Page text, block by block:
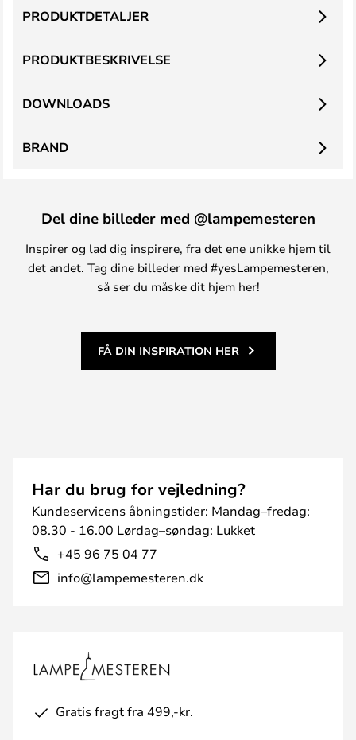
PRODUKTBESKRIVELSE
PRODUKTDETALJER
DOWNLOADS
BRAND
Del dine billeder med @lampemesteren
Inspirer og lad dig inspirere, fra det ene unikke hjem til
det andet. Tag dine billeder med #yesLampemesteren,
så ser du måske dit hjem her!
FÅ DIN INSPIRATION HER
Har du brug for vejledning?
Kundeservicens åbningstider: Mandag–fredag:
08.30 - 16.00 Lørdag–søndag: Lukket
+45 96 75 04 77
info@lampemesteren.dk
Gratis fragt fra 499,-kr.